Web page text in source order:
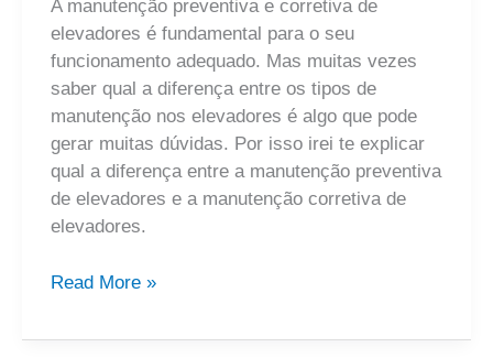
A manutenção preventiva e corretiva de
elevadores é fundamental para o seu
funcionamento adequado. Mas muitas vezes
saber qual a diferença entre os tipos de
manutenção nos elevadores é algo que pode
gerar muitas dúvidas. Por isso irei te explicar
qual a diferença entre a manutenção preventiva
de elevadores e a manutenção corretiva de
elevadores.
Read More »